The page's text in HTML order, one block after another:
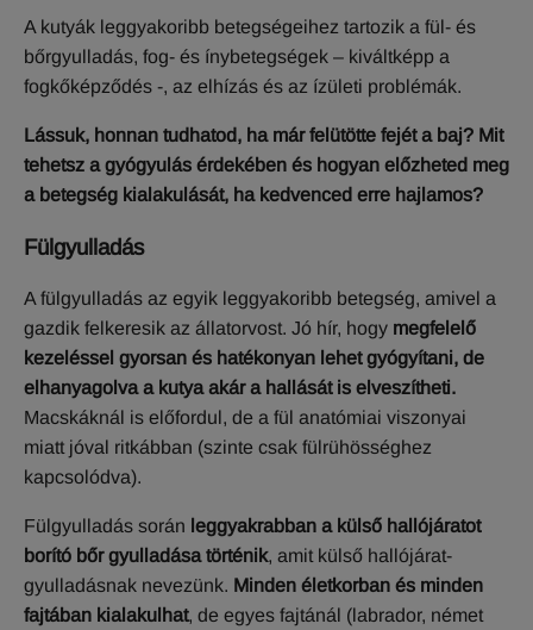
A kutyák leggyakoribb betegségeihez tartozik a fül- és
bőrgyulladás, fog- és ínybetegségek – kiváltképp a
fogkőképződés -, az elhízás és az ízületi problémák.
Lássuk, honnan tudhatod, ha már felütötte fejét a baj? Mit
tehetsz a gyógyulás érdekében és hogyan előzheted meg
a betegség kialakulását, ha kedvenced erre hajlamos?
Fülgyulladás
A fülgyulladás az egyik leggyakoribb betegség, amivel a
gazdik felkeresik az állatorvost. Jó hír, hogy megfelelő
kezeléssel gyorsan és hatékonyan lehet gyógyítani, de
elhanyagolva a kutya akár a hallását is elveszítheti.
Macskáknál is előfordul, de a fül anatómiai viszonyai
miatt jóval ritkábban (szinte csak fülrühösséghez
kapcsolódva).
Fülgyulladás során leggyakrabban a külső hallójáratot
borító bőr gyulladása történik, amit külső hallójárat-
gyulladásnak nevezünk. Minden életkorban és minden
fajtában kialakulhat, de egyes fajtánál (labrador, német